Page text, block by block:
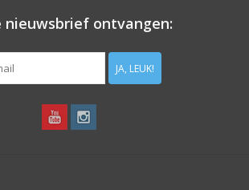
nieuwsbrief ontvangen:
JA, LEUK!